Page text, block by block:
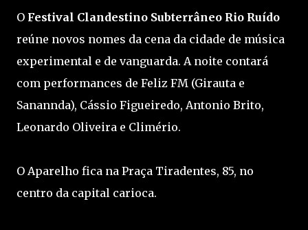
O Festival Clandestino Subterrâneo Rio Ruído
reúne novos nomes da cena da cidade de música
experimental e de vanguarda. A noite contará
com performances de Feliz FM (Girauta e
Sanannda), Cássio Figueiredo, Antonio Brito,
Leonardo Oliveira e Climério.
O Aparelho fica na Praça Tiradentes, 85, no
centro da capital carioca.